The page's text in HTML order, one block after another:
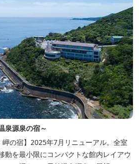
泉源泉の宿～
岬の宿】2025年7月リニューアル。全室
動を最小限にコンパクトな館内レイアウ